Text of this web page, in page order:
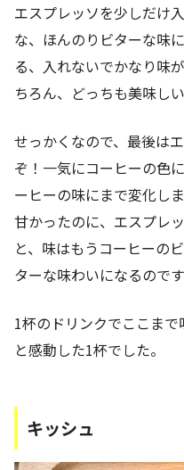
エスプレッソを少しだけ
な、ほんのりビターな味
る、入れないでかなり味
ちろん、どっちも美味し
せっかくなので、最後は
ぞ！一気にコーヒーの色
ーヒーの味にまで変化し
甘かったのに、エスプレ
と、味はもうコーヒーの
ターな味わいになるのです
1杯のドリンクでここま
と感動した1杯でした。
キッシュ